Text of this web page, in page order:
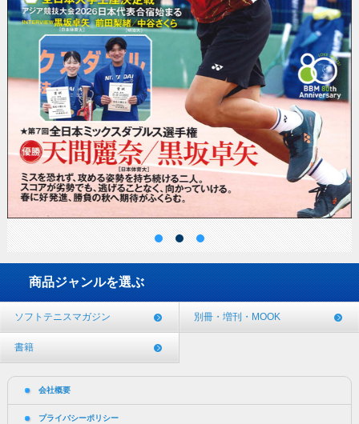
商品ジャンルを選ぶ
ソフトテニスマガジン 別冊・増刊・MOOK
書籍
会社概要
プライバシーポリシー